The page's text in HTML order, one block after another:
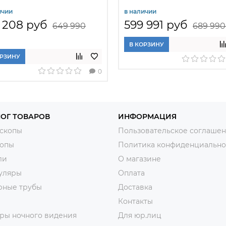
Metal VD700 LCD
208 руб 649 990
0
LCD
в наличии
599 991 руб 689
В КОРЗИНУ
ТОВАРОВ
трубы
ночного видения
ИНФОРМАЦИЯ
Пользовательское
Политика
О магазине
Оплата
Доставка
Контакты
Для юр.лиц